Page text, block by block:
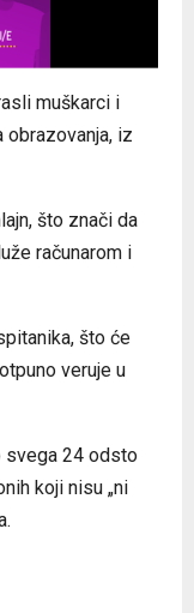
muškarci i
iz
što znači da
računarom i
što će
veruje u
svega 24 odsto
koji nisu „ni